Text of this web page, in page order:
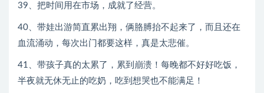
39、把时间用在市场，成就了经营。
40、带娃出游简直累出翔，俩胳膊抬不起来了，而且还在
血流涌动，每次出门都要这样，真是太悲催。
41、带孩子真的太累了，累到崩溃！每晚都不好好吃饭，
半夜就无休无止的吃奶，吃到想哭也不能满足！